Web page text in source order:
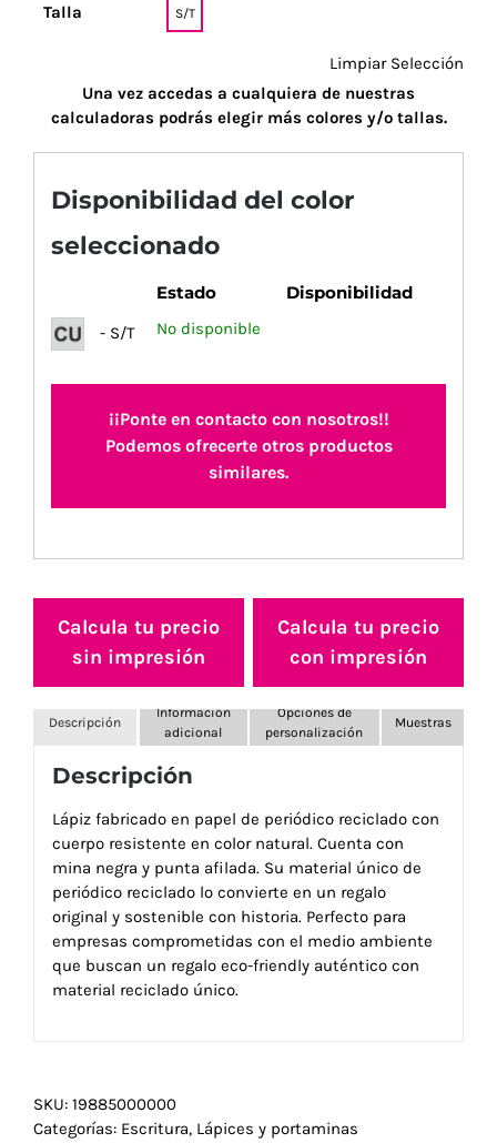
Talla S/T
Limpiar Selección
Una vez accedas a cualquiera de nuestras
calculadoras podrás elegir más colores y/o tallas.
Disponibilidad del color
seleccionado
Estado Disponibilidad
- S/T No disponible
¡¡Ponte en contacto con nosotros!!
Podemos ofrecerte otros productos
similares.
Calcula tu precio
sin impresión
Calcula tu precio
con impresión
Descripción
Información
adicional
Opciones de
personalización
Muestras
Descripción
Lápiz fabricado en papel de periódico reciclado con
cuerpo resistente en color natural. Cuenta con
mina negra y punta afilada. Su material único de
periódico reciclado lo convierte en un regalo
original y sostenible con historia. Perfecto para
empresas comprometidas con el medio ambiente
que buscan un regalo eco-friendly auténtico con
material reciclado único.
SKU: 19885000000
Categorías: Escritura, Lápices y portaminas